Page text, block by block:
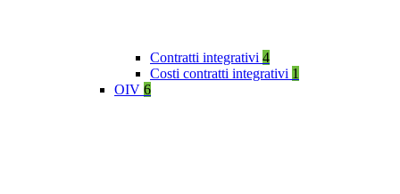
Contratti integrativi 4
Costi contratti integrativi 1
OIV 6